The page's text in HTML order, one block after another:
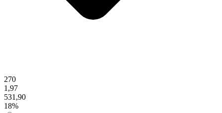
270
1,97
531,90
18%